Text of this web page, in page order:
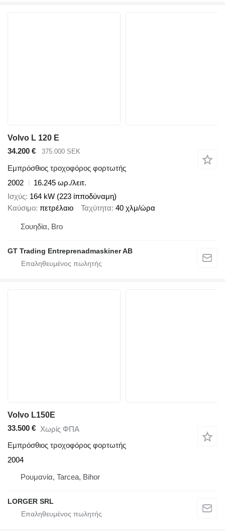
Volvo L 120 E
34.200 €
375.000 SEK
Εμπρόσθιος τροχοφόρος φορτωτής
2002
16.245 ωρ./λειτ.
Ισχύς 164 kW (223 ίπποδύναμη)
Καύσιμο πετρέλαιο Ταχύτητα 40 χλμ/ώρα
Σουηδία, Bro
GT Trading Entreprenadmaskiner AB
Volvo L150E
33.500 € Χωρίς ΦΠΑ
Εμπρόσθιος τροχοφόρος φορτωτής
2004
Ρουμανία, Tarcea, Bihor
LORGER SRL